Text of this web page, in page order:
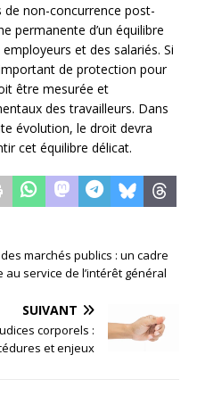
de non-concurrence post-
permanente d’un équilibre
et des salariés. Si
de protection pour
être mesurée et
des travailleurs. Dans
évolution, le droit devra
cet équilibre délicat.
marchés publics : un cadre
service de l’intérêt général
SUIVANT
corporels :
et enjeux